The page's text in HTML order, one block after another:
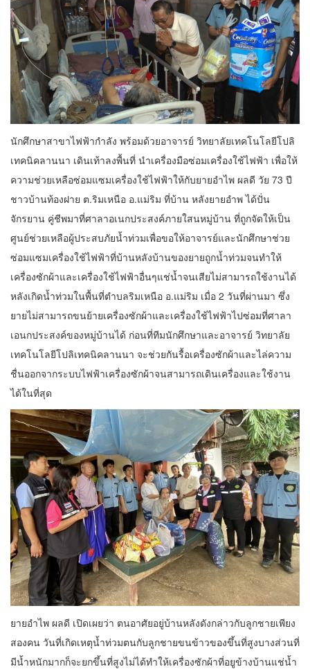
นักศึกษาสาขาไฟฟ้ากำลัง พร้อมด้วยอาจารย์ วิทยาลัยเทคโนโลยีโปลิ
เทคนิคลานนา เดินเท้าลงพื้นที่ นำเครื่องมือซ่อมเครื่องใช้ไฟฟ้า เพื่อให้
ความช่วยเหลือซ่อมแซมเครื่องใช้ไฟฟ้าให้กับยายอำไพ ผลดี วัย 73 ปี
ชาวบ้านท้องฝาย ต.ริมเหนือ อ.แม่ริม ที่บ้าน หลังยายอำพ ได้ปั่น
จักรยาน คู่ชีพมาที่ศาลาอเนกประสงค์ภายใสนหมู่บ้าน ที่ถูกจัดให้เป็น
ศูนย์ช่วยเหลือผู้ประสบภัยน้ำท่วมเพื่อขอให้อาจารย์และนักศึกษาช่วย
ซ่อมแซมเครื่องใช้ไฟฟ้าที่บ้านหลังบ้านของยายถูกน้ำท่วมจนทำให้
เครื่องซักผ้าและเครื่องใช้ไฟฟ้าอื่นๆแช่น้ำจนเสียไม่สามารถใช้งานได้
หลังเกิดน้ำท่วมในพื้นที่ตำบลริมเหนือ อ.แม่ริม เมื่อ 2 วันที่ผ่านมา ซึ่ง
ยายไม่สามารถขนย้ายเครื่องซักผ้าและเครื่องใช้ไฟฟ้าไปซ่อมที่ศาลา
เอนกประสงค์ของหมู่บ้านได้ ก่อนที่ทีมนักศึกษาและอาจารย์ วิทยาลัย
เทคโนโลยีโปลิเทคนิคลานนา จะช่วยกันรื้อเครื่องซักผ้าและไล่ความ
ชื่นออกจากระบบไฟฟ้าเครื่องซักผ้าจนสามารถเดินเครื่องและใช้งาน
ได้ในที่สุด
ยายอำไพ ผลดี เปิดเผยว่า ตนอาศัยอยู่บ้านหลังดังกล่าวกับลูกชายเพียง
สองคน วันที่เกิดเหตุน้ำท่วมตนกับลูกชายขนข้าวของขึ้นที่สูงบางส่วนที่
มีน้ำหนักมากก็จะยกขึ้นที่สูงไม่ได้ทำให้เครื่องซักผ้าที่อยูข้างบ้านแช่น้ำ